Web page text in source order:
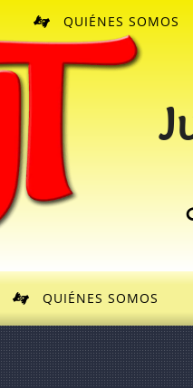
QUIÉNES SOMOS
QUIÉNES SOMOS